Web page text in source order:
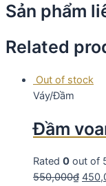
Sản phẩm
Related
Out of stock
Váy/Đầm
Đầm
Rated 0 out of
550,000₫